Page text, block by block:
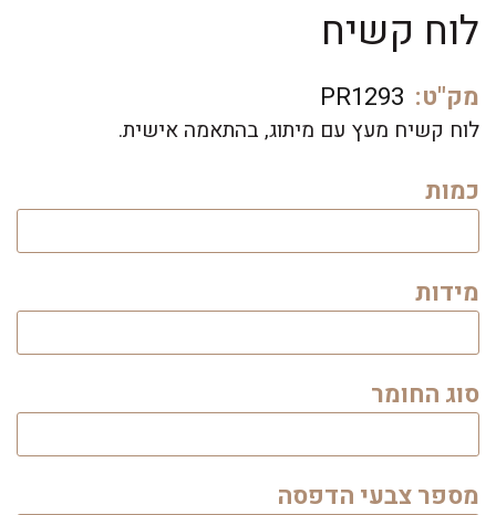
לוח קשיח
מק"ט: PR1293
לוח קשיח מעץ עם מיתוג, בהתאמה אישית.
כמות
מידות
סוג החומר
מספר צבעי הדפסה